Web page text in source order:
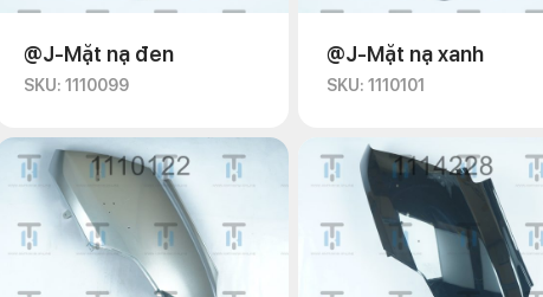
@J-Mặt nạ đen
SKU: 1110099
@J-Mặt nạ xanh
SKU: 1110101